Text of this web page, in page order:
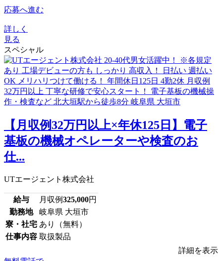
応募へ進む
詳しく
見る
スペシャル
【月収例32万円以上×年休125日】電子
基板の機械オペレーターや検査のお
仕...
UTエージェント株式会社
給与 月収例325,000円
勤務地
岐阜県 大垣市
寮・社宅 あり（無料）
仕事内容 取扱製品
詳細を表示